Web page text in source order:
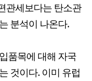
관세보다는 탄소관
분석이 나온다.
품목에 대해 자국
것이다. 이미 유럽